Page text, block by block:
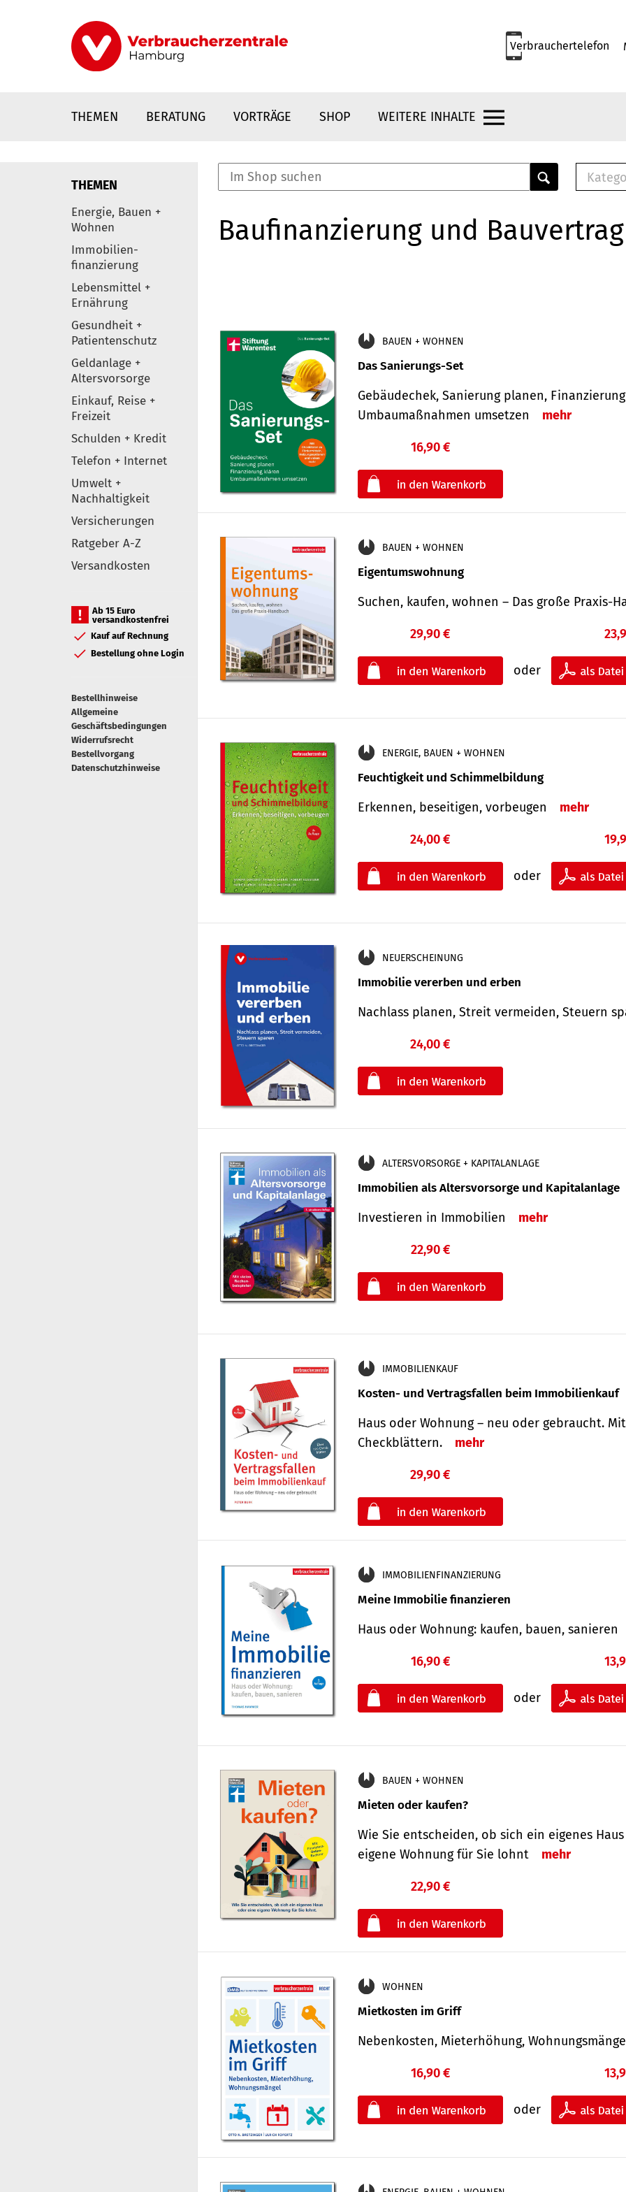
Verbrauchertelefon
THEMEN BERATUNG VORTRÄGE SHOP WEITERE INHALTE
Elemente
THEMEN
Energie, Bauen +
Wohnen
Immobilien-
finanzierung
Lebensmittel +
Ernährung
Gesundheit +
Patientenschutz
Geldanlage +
Altersvorsorge
Einkauf, Reise +
Freizeit
Schulden + Kredit
Telefon + Internet
Umwelt +
Nachhaltigkeit
Versicherungen
Ratgeber A-Z
Versandkosten
Ab 15 Euro
versandkostenfrei
Kauf auf Rechnung
Bestellung ohne Login
Bestellhinweise
Allgemeine
Geschäftsbedingungen
Widerrufsrecht
Bestellvorgang
Datenschutzhinweise
E-
Baufinanzierung und Bauvertrag
BAUEN + WOHNEN
Das Sanierungs-Set
Gebäudechek, Sanierung planen,
Umbaumaßnahmen umsetzen
mehr
16,90 €
BAUEN + WOHNEN
Eigentumswohnung
Suchen, kaufen, wohnen – Das große Praxis-
29,90 €
oder
ENERGIE, BAUEN + WOHNEN
Feuchtigkeit und Schimmelbildung
Erkennen, beseitigen, vorbeugen mehr
24,00 €
oder
NEUERSCHEINUNG
Immobilie vererben und erben
Nachlass planen, Streit vermeiden, Steuern
24,00 €
ALTERSVORSORGE + KAPITALANLAGE
Immobilien als Altersvorsorge und Kapitalanlage
Investieren in Immobilien mehr
22,90 €
IMMOBILIENKAUF
Kosten- und Vertragsfallen beim Immobilienkauf
Haus oder Wohnung – neu oder gebraucht.
Check­blättern.
mehr
29,90 €
IMMOBILIENFINANZIERUNG
Meine Immobilie finanzieren
Haus oder Wohnung: kaufen, bauen, sanieren
16,90 €
oder
BAUEN + WOHNEN
Mieten oder kaufen?
Wie Sie entscheiden, ob sich ein eigenes
eigene Wohnung für Sie lohnt
mehr
22,90 €
WOHNEN
Mietkosten im Griff
Nebenkosten, Mieterhöhung,
16,90 €
oder